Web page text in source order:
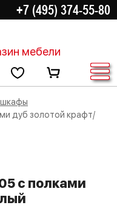
+7 (495) 374-55-80
мебели
шкафы